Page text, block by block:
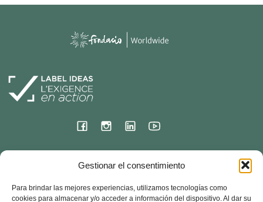
Gestionar el consentimiento
Para brindar las mejores experiencias, utilizamos tecnologías como
cookies para almacenar y/o acceder a información del dispositivo. Al dar su
Sede internacional
78000 VERSALLES – Francia